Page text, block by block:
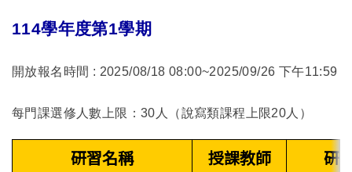
114學年度第1學期
開放報名時間 : 2025/08/18 08:00~2025/09/26 下午11:59
每門課選修人數上限：30人（說寫類課程上限20人）
研習名稱 授課教師 研